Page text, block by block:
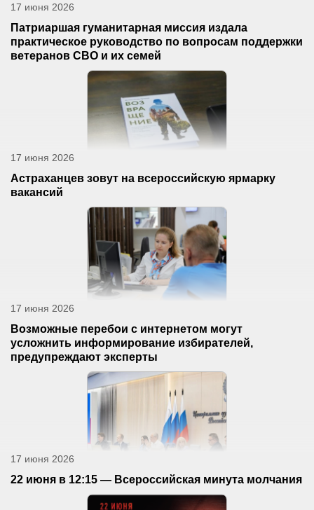
17 июня 2026
Патриаршая гуманитарная миссия издала
практическое руководство по вопросам поддержки
ветеранов СВО и их семей
17 июня 2026
Астраханцев зовут на всероссийскую ярмарку
вакансий
17 июня 2026
Возможные перебои с интернетом могут
усложнить информирование избирателей,
предупреждают эксперты
17 июня 2026
22 июня в 12:15 — Всероссийская минута молчания